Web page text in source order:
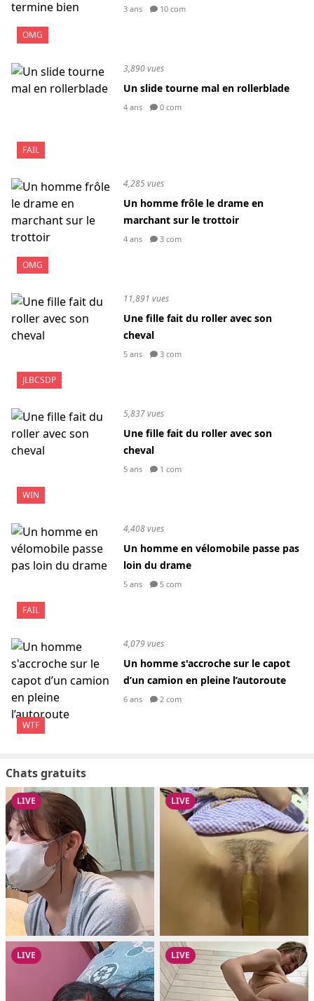
OMG
3 ans 10 com
FAIL
3,890 vues
Un slide tourne mal en rollerblade
4 ans 0 com
OMG
4,285 vues
Un homme frôle le drame en
marchant sur le trottoir
4 ans 3 com
JLBCSDP
11,891 vues
Une fille fait du roller avec son
cheval
5 ans 3 com
WIN
5,837 vues
Une fille fait du roller avec son
cheval
5 ans 1 com
FAIL
4,408 vues
Un homme en vélomobile passe pas
loin du drame
5 ans 5 com
WTF
4,079 vues
Un homme s'accroche sur le capot
d’un camion en pleine l’autoroute
6 ans 2 com
Chats gratuits